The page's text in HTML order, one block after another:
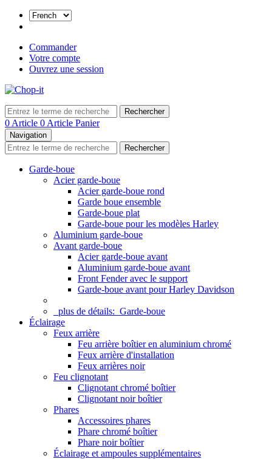
Commander
Votre compte
Ouvrez une session
Rechercher
0 Article 0 Article Panier
Navigation
Rechercher
Garde-boue
Acier garde-boue
Acier garde-boue rond
Garde boue ensemble
Garde-boue plat
Garde-boue pour les modèles Harley
Aluminium garde-boue
Avant garde-boue
Acier garde-boue avant
Aluminium garde-boue avant
Front Fender avec le support
Garde-boue avant pour Harley Davidson
plus de détails: Garde-boue
Éclairage
Feux arrière
Feu arrière boîtier en aluminium chromé
Feux arrière d'installation
Feux arrières noir
Feu clignotant
Clignotant chromé boîtier
Clignotant noir boîtier
Phares
Accessoires phares
Phare chromé boîtier
Phare noir boîtier
Éclairage et ampoules supplémentaires